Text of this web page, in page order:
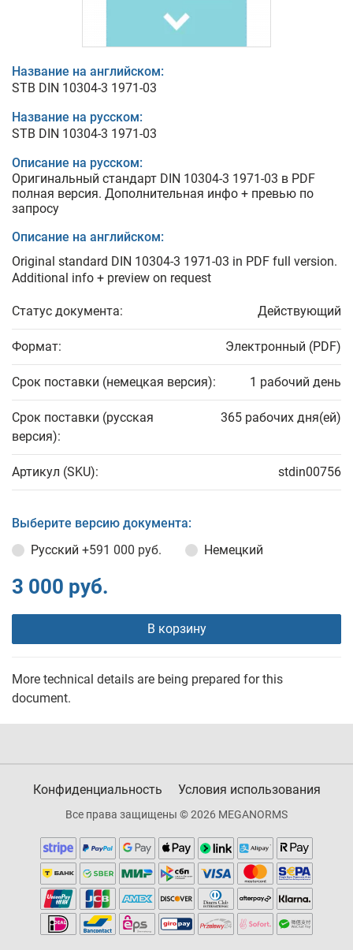
Название на английском:
STB DIN 10304-3 1971-03
Название на русском:
STB DIN 10304-3 1971-03
Описание на русском:
Оригинальный стандарт DIN 10304-3 1971-03 в PDF
полная версия. Дополнительная инфо + превью по
запросу
Описание на английском:
Original standard DIN 10304-3 1971-03 in PDF full version.
Additional info + preview on request
Статус документа: Действующий
Формат: Электронный (PDF)
Срок поставки (немецкая версия): 1 рабочий день
Срок поставки (русская
версия):
365 рабочих дня(ей)
Артикул (SKU): stdin00756
Выберите версию документа:
Русский +591 000 руб. Немецкий
3 000 руб.
В корзину
More technical details are being prepared for this
document.
Конфиденциальность Условия использования
Все права защищены © 2026 MEGANORMS